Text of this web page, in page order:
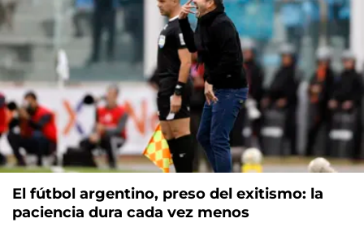
El fútbol argentino, preso del exitismo: la
paciencia dura cada vez menos